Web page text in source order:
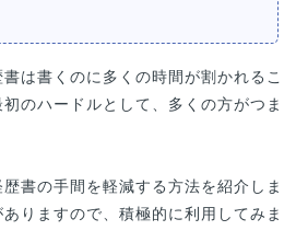
は書くのに多くの時間が割かれるこ
のハードルとして、多くの方がつま
書の手間を軽減する方法を紹介しま
りますので、積極的に利用してみま